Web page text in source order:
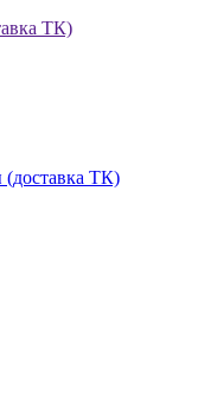
ТК)
ТК)